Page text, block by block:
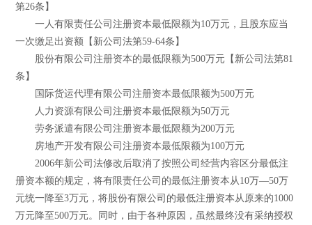
第26条】
一人有限责任公司注册资本最低限额为10万元，且股东应当
一次缴足出资额【新公司法第59-64条】
股份有限公司注册资本的最低限额为500万元【新公司法第81
条】
国际货运代理有限公司注册资本最低限额为500万元
人力资源有限公司注册资本最低限额为50万元
劳务派遣有限公司注册资本最低限额为200万元
房地产开发有限公司注册资本最低限额为100万元
2006年新公司法修改后取消了按照公司经营内容区分最低注
册资本额的规定，将有限责任公司的最低注册资本从10万―50万
元统一降至3万元，将股份有限公司的最低注册资本从原来的1000
万元降至500万元。同时，由于各种原因，虽然最终没有采纳授权